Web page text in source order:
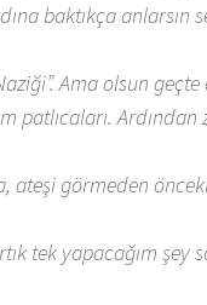
baktıkça anlarsın
Ama olsun geçte
patlıcaları.
ateşi görmeden
tek yapacağım şey